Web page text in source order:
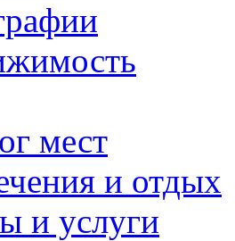
мест
и отдых
и услуги